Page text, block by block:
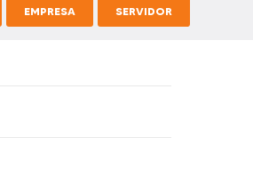
EMPRESA SERVIDOR